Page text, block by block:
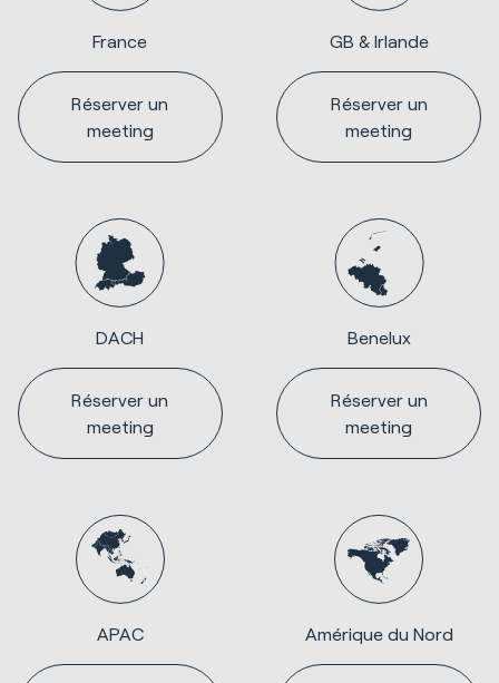
GB & Irlande
Réserver un
meeting
DACH
Réserver un
meeting
Benelux
Réserver un
meeting
France
Réserver un
meeting
APAC Amérique du Nord